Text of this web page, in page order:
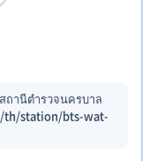
ถานีตำรวจนครบาล
th/station/bts-wat-